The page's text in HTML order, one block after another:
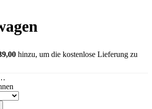
hinzu, um die kostenlose Lieferung zu